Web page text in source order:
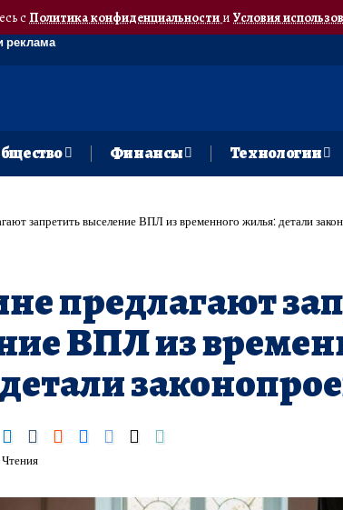
сПолитика конфиденциальностии Условия
реклама
Финансы Технологии
запретить выселение ВПЛ из временного жилья: детали
предлагают
ВПЛ из